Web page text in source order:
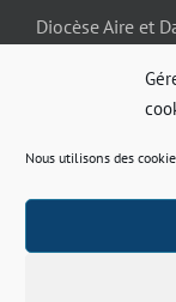
Nous utilisons des
Diocèse Aire et